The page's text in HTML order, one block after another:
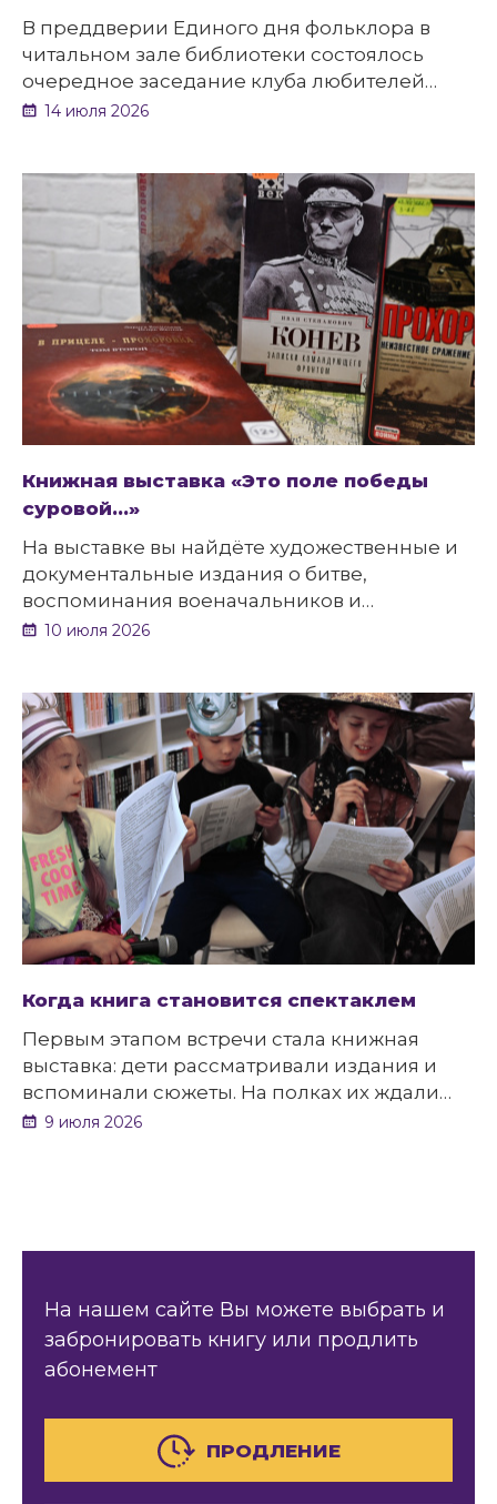
В преддверии Единого дня фольклора в
читальном зале библиотеки состоялось
очередное заседание клуба любителей
искусства «Арт-мост».
14 июля 2026
Книжная выставка «Это поле победы
суровой…»
На выставке вы найдёте художественные и
документальные издания о битве,
воспоминания военачальников и
проникновенные стихи белгородских
страница здесь дышит историей.
10 июля 2026
Когда книга становится спектаклем
Первым этапом встречи стала книжная
выставка: дети рассматривали издания и
вспоминали сюжеты. На полках их ждали
«Семь подземных королей», «Жёлтый
Волшебную страну – и ребята охотно
9 июля 2026
На нашем сайте Вы можете выбрать и
забронировать книгу или продлить
абонемент
ПРОДЛЕНИЕ